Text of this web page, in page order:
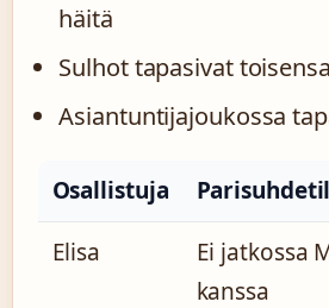
häitä
Sulhot tapasivat
Asiantuntijajoukossa
Osallistuja
Elisa
Ei jatkossa
kanssa